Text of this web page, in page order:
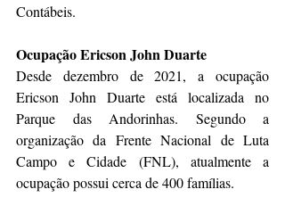
Contábeis.
Ocupação Ericson John Duarte
Desde dezembro de 2021, a ocupação
Ericson John Duarte está localizada no
Parque das Andorinhas. Segundo a
organização da Frente Nacional de Luta
Campo e Cidade (FNL), atualmente a
ocupação possui cerca de 400 famílias.